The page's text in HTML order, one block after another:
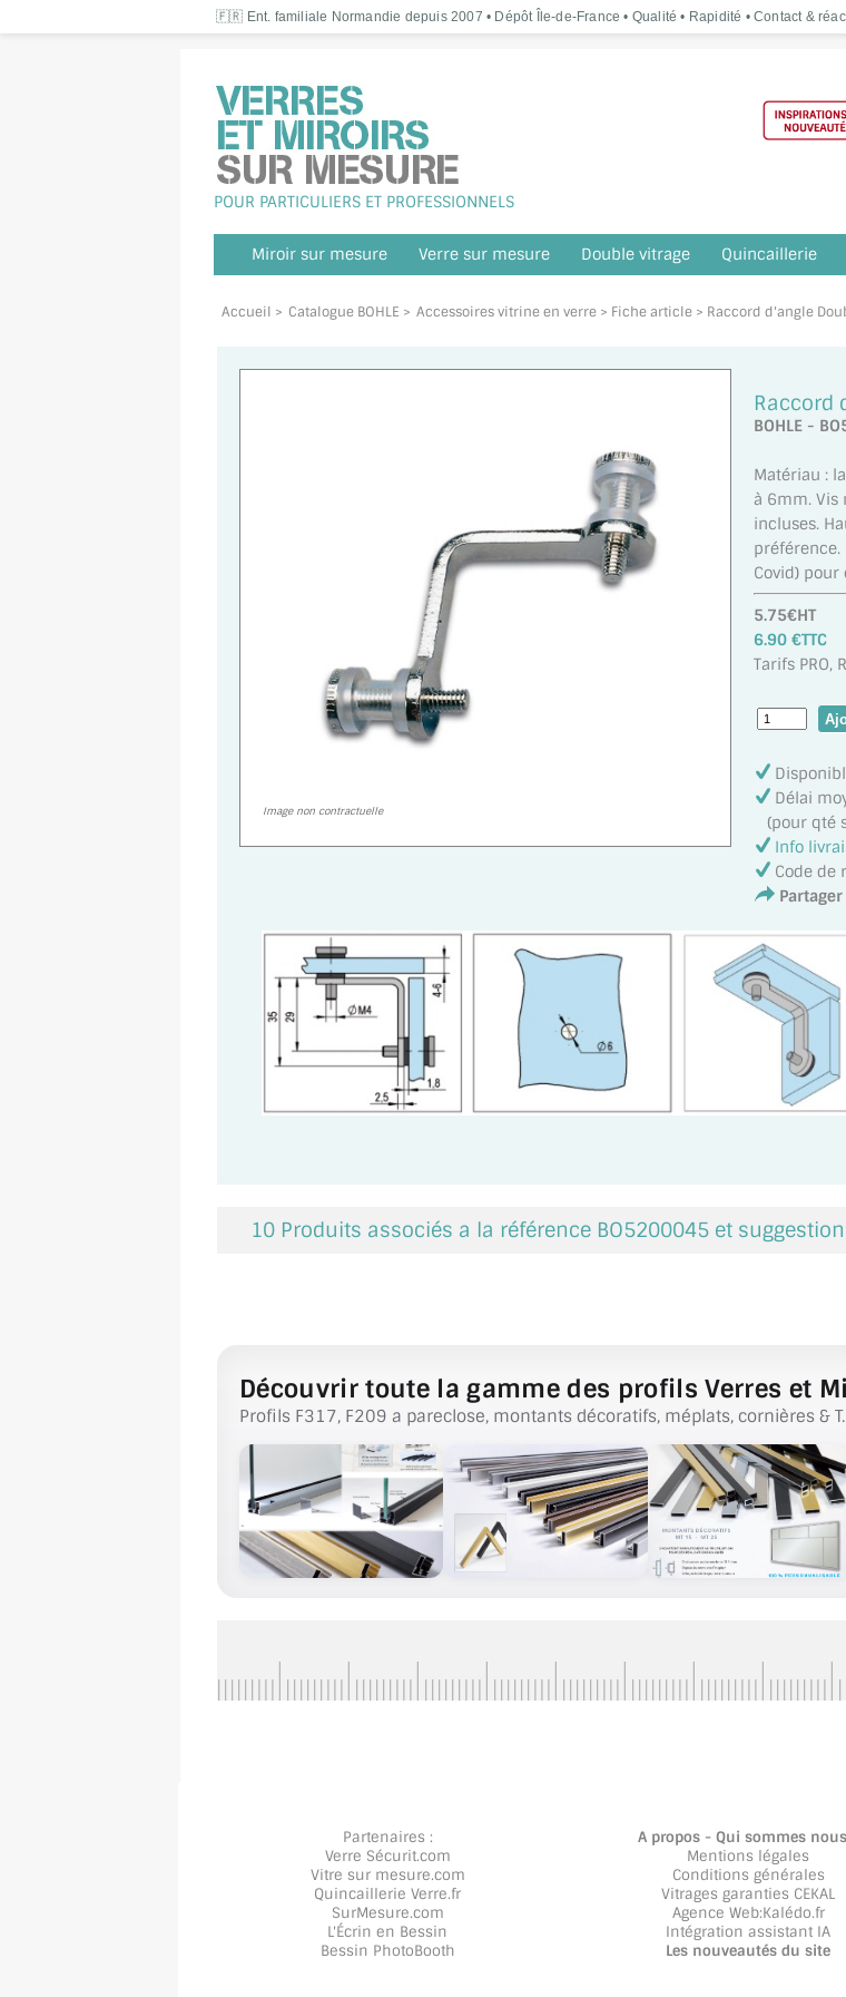
🇫🇷 Ent. familiale Normandie depuis 2007 • Dépôt Île-de-France • Qualité • Rapidité • Contact &
POUR PARTICULIERS ET PROFESSIONNELS
Miroir sur mesure Verre sur mesure Double vitrage Quincaillerie
Accueil > Catalogue BOHLE > Accessoires vitrine en verre > Fiche article > Raccord d'angle
Image non contractuelle
Raccord
BOHLE -
Matériau :
à 6mm. Vis
incluses.
préférence.
Covid)
5.75€HT
6.90 €TTC
Tarifs PRO,
Délai
(pour qté
Info
Code de
10 Produits associés a la référence BO5200045 et
Découvrir toute la gamme des profils Verres et
Profils F317, F209 a pareclose, montants décoratifs, méplats, cornières &
Partenaires :
Verre Sécurit.com
Vitre sur mesure.com
Quincaillerie Verre.fr
SurMesure.com
L'Écrin en Bessin
Bessin PhotoBooth
A propos - Qui sommes
Mentions légales
Conditions générales
Vitrages garanties CEKAL
Agence Web:Kalédo.fr
Intégration assistant IA
Les nouveautés du site